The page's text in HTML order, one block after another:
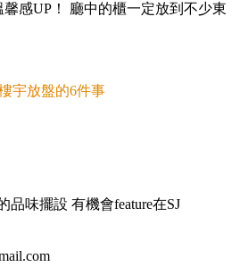
感UP！ 廳中的櫃一定放到不少東
樓宇放盤的6件事
品味擺設 有機會feature在SJ